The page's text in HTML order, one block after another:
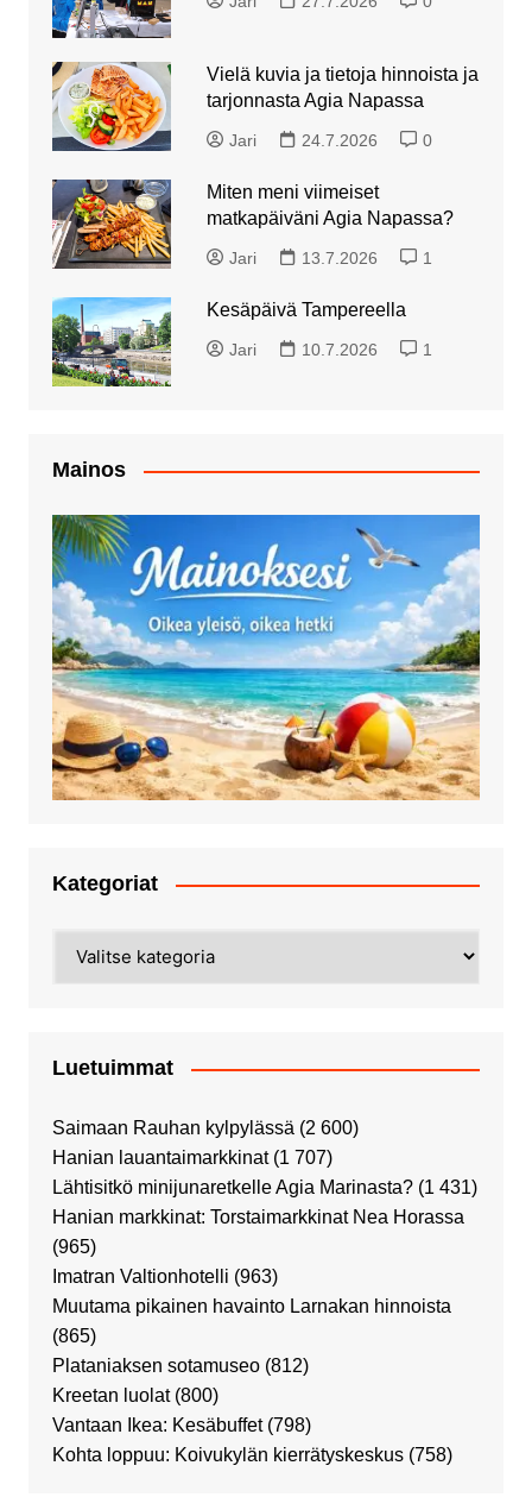
Vielä kuvia ja tietoja hinnoista ja
tarjonnasta Agia Napassa
Jari 24.7.2026 0
Miten meni viimeiset
matkapäiväni Agia Napassa?
Jari 13.7.2026 1
Kesäpäivä Tampereella
Jari 10.7.2026 1
Mainos
Kategoriat
Luetuimmat
Saimaan Rauhan kylpylässä (2 600)
Hanian lauantaimarkkinat (1 707)
Lähtisitkö minijunaretkelle Agia Marinasta? (1 431)
Hanian markkinat: Torstaimarkkinat Nea Horassa
(965)
Imatran Valtionhotelli (963)
Muutama pikainen havainto Larnakan hinnoista
(865)
Plataniaksen sotamuseo (812)
Kreetan luolat (800)
Vantaan Ikea: Kesäbuffet (798)
Kohta loppuu: Koivukylän kierrätyskeskus (758)